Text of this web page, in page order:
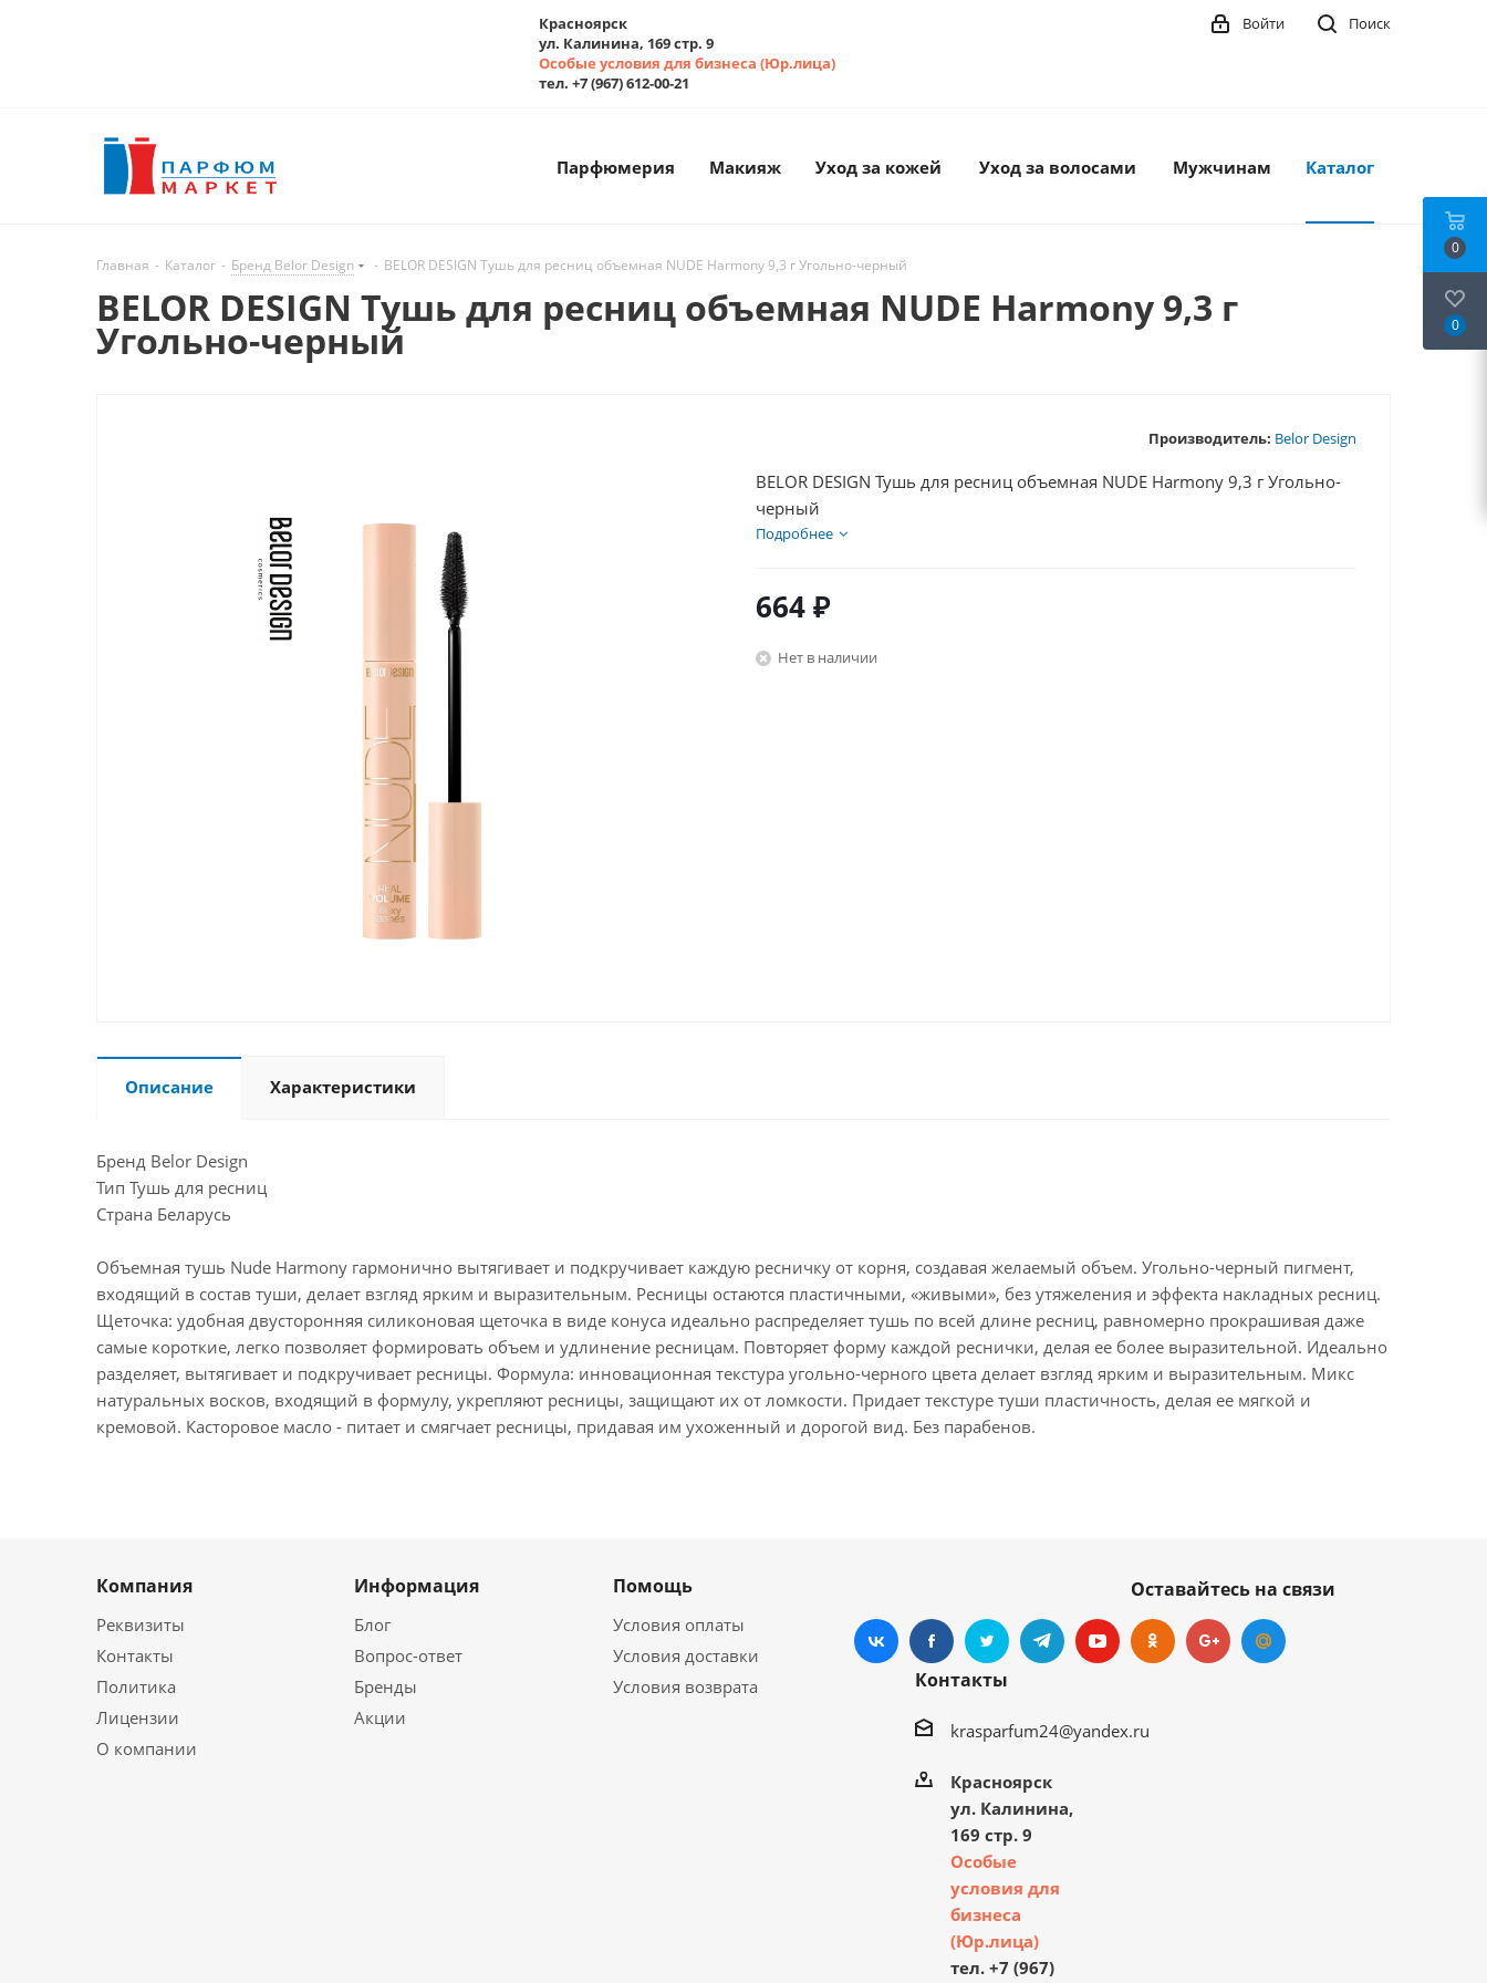
Красноярск
ул. Калинина, 169 стр. 9
Особые условия для бизнеса (Юр.лица)
тел. +7 (967) 612-00-21
Поиск
Войти
Парфюмерия Макияж Уход за кожей Уход за волосами Мужчинам Каталог
Главная - Каталог - Бренд Belor Design - BELOR DESIGN Тушь для ресниц объемная NUDE Harmony 9,3 г Угольно-черный
BELOR DESIGN Тушь для ресниц объемная NUDE Harmony 9,3 г
Угольно-черный
Производитель: Belor Design
BELOR DESIGN Тушь для ресниц объемная NUDE Harmony 9,3 г Угольно-
черный
Подробнее
664₽
Нет в наличии
Описание Характеристики
Бренд Belor Design
Тип Тушь для ресниц
Страна Беларусь
Объемная тушь Nude Harmony гармонично вытягивает и подкручивает каждую ресничку от корня, создавая желаемый объем. Угольно-черный пигмент,
входящий в состав туши, делает взгляд ярким и выразительным. Ресницы остаются пластичными, «живыми», без утяжеления и эффекта накладных ресниц.
Щеточка: удобная двусторонняя силиконовая щеточка в виде конуса идеально распределяет тушь по всей длине ресниц, равномерно прокрашивая даже
самые короткие, легко позволяет формировать объем и удлинение ресницам. Повторяет форму каждой реснички, делая ее более выразительной. Идеально
разделяет, вытягивает и подкручивает ресницы. Формула: инновационная текстура угольно-черного цвета делает взгляд ярким и выразительным. Микс
натуральных восков, входящий в формулу, укрепляют ресницы, защищают их от ломкости. Придает текстуре туши пластичность, делая ее мягкой и
кремовой. Касторовое масло - питает и смягчает ресницы, придавая им ухоженный и дорогой вид. Без парабенов.
Компания
Реквизиты
Контакты
Политика
Лицензии
О компании
Информация
Блог
Вопрос-ответ
Бренды
Акции
Помощь
Условия оплаты
Условия доставки
Условия возврата
Оставайтесь на связи
Контакты
krasparfum24@yandex.ru
Красноярск
ул. Калинина,
169 стр. 9
Особые
условия для
бизнеса
(Юр.лица)
тел. +7 (967)
0
0